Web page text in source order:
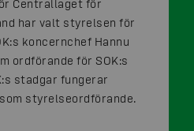
Centrallaget för
har valt styrelsen för
koncernchef Hannu
ordförande för SOK:s
stadgar fungerar
styrelseordförande.